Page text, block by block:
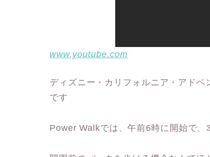
www.youtube.com
ディズニー・カリフォルニア・アド
です
Power Walkでは、午前6時に開始で